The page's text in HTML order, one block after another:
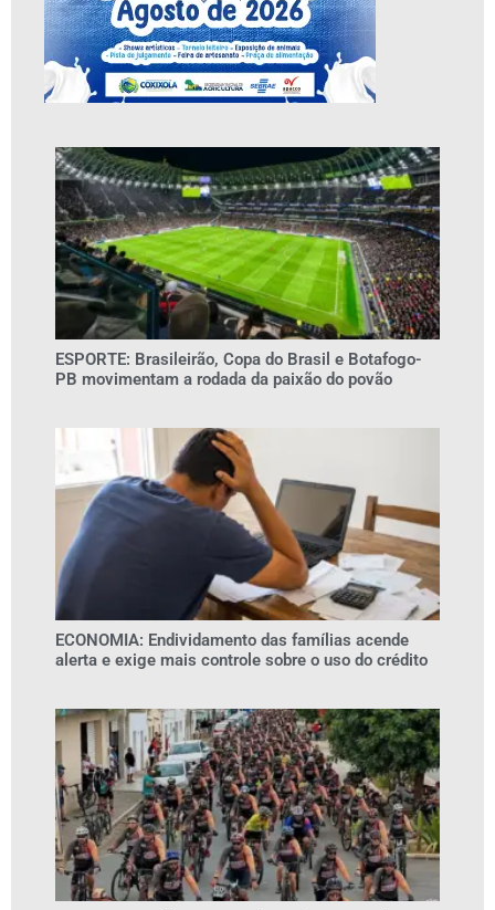
ESPORTE: Brasileirão, Copa do Brasil e Botafogo-
PB movimentam a rodada da paixão do povão
ECONOMIA: Endividamento das famílias acende
alerta e exige mais controle sobre o uso do crédito